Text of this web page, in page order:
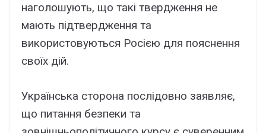
наголошують, що такі твердження не
мають підтвердження та
використовуються Росією для пояснення
своїх дій.
Українська сторона послідовно заявляє,
що питання безпеки та